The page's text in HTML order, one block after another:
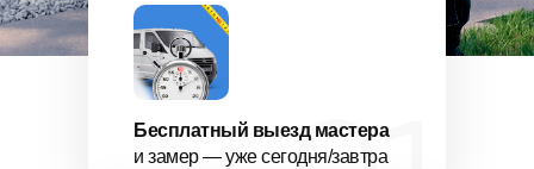
Бесплатный выезд мастера
и замер — уже сегодня/завтра